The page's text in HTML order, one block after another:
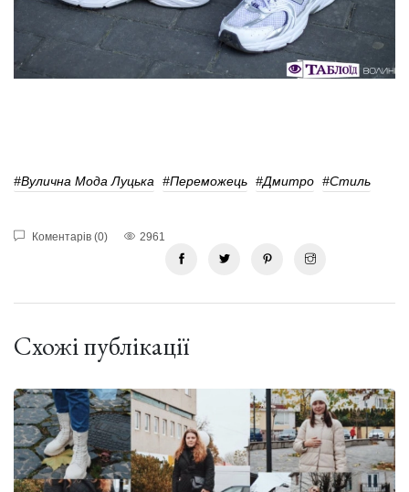
#Вулична Мода Луцька #Переможець #Дмитро #Стиль
Коментарів (0) 2961
Схожі публікації